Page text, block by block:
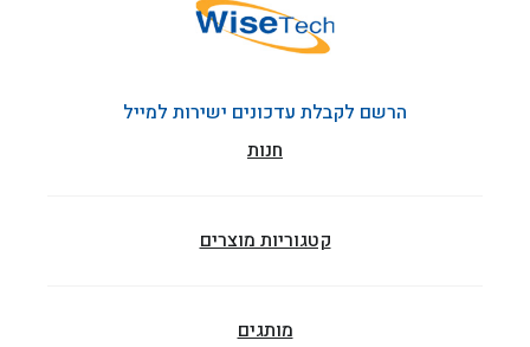
הרשם לקבלת עדכונים ישירות למייל
חנות
קטגוריות מוצרים
מותגים